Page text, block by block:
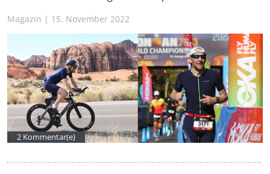
Magazin | 15. November 2022
2 Kommentar(e)